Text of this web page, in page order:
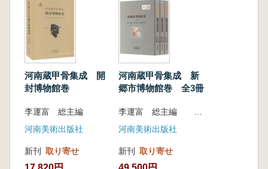
河南蔵甲骨集成 開
封博物館巻
李運富 総主編
河南美術出版社
新刊 取り寄せ
河南蔵甲骨集成 新
郷市博物館巻 全3冊
李運富 総主編 郝永飛 本巻主編
河南美術出版社
新刊 取り寄せ